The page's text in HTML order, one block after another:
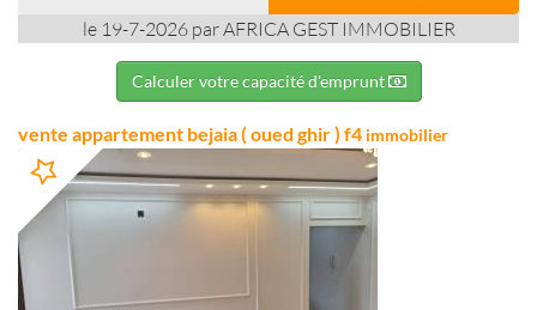
le 19-7-2026 par AFRICA GEST IMMOBILIER
Calculer votre capacité d'emprunt
vente appartement bejaia ( oued ghir ) f4 immobilier